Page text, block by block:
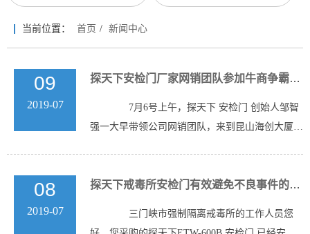
当前位置： 首页 / 新闻中心
09
2019-07
探天下安检门厂家网销团队参加牛商争霸赛专题分享付费推广
7月6号上午，探天下 安检门 创始人邹智
强一大早带领公司网销团队，来到昆山海创大厦，
08
2019-07
探天下戒毒所安检门有效避免不良事件的发生
三门峡市强制隔离戒毒所的工作人员您